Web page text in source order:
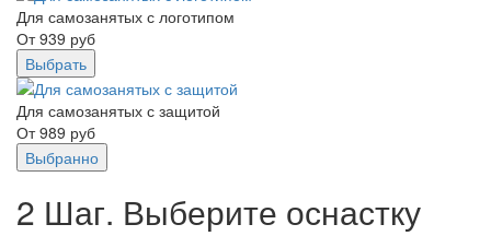
Для самозанятых с логотипом
От939 руб
Выбрать
Для самозанятых с защитой
От989 руб
Выбранно
2 Шаг. Выберите оснастку